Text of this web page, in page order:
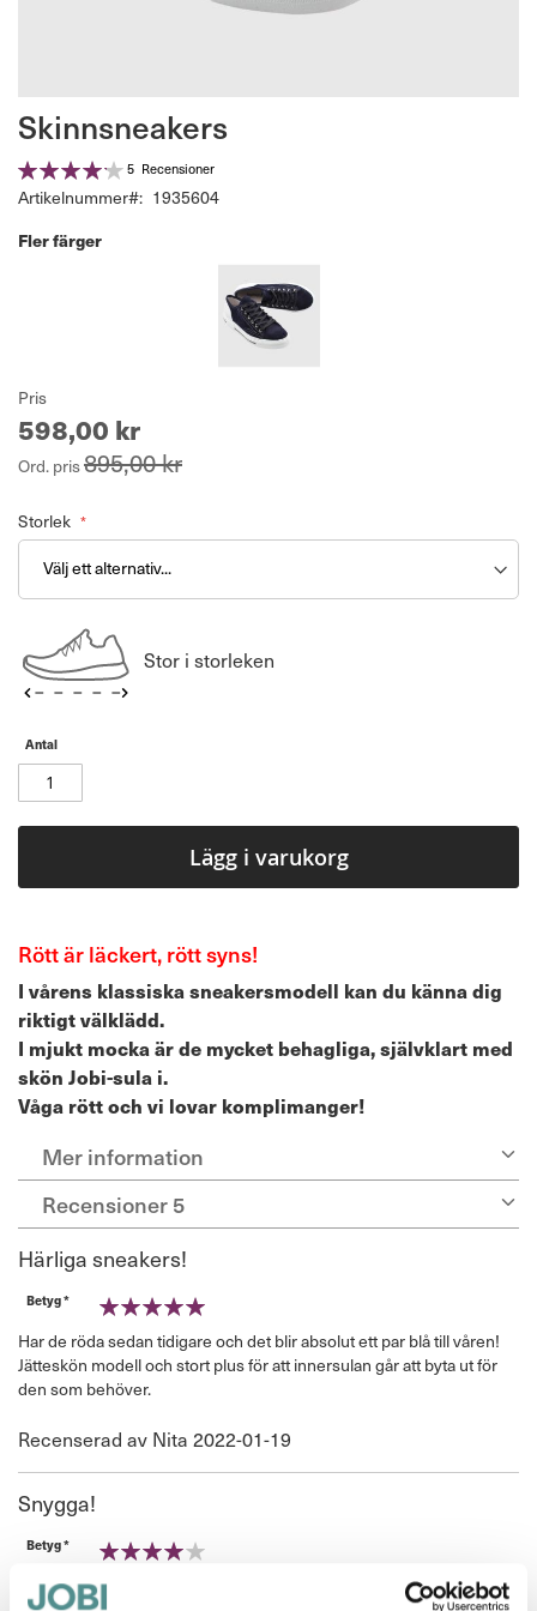
Skinnsneakers
Betyg:
84%
5 Recensioner
Artikelnummer 1935604
Fler färger
Pris
598,00 kr
Ord. pris895,00 kr
Storlek
Stor i storleken
Antal
Lägg i varukorg
Rött är läckert, rött syns!
I vårens klassiska sneakersmodell kan du känna dig
riktigt välklädd.
I mjukt mocka är de mycket behagliga, självklart med
skön Jobi-sula i.
Våga rött och vi lovar komplimanger!
Mer information
Recensioner 5
Härliga sneakers!
Betyg *
Har de röda sedan tidigare och det blir absolut ett par blå till våren!
Jätteskön modell och stort plus för att innersulan går att byta ut för
den som behöver.
Recenserad av Nita Publicerat
den
2022-01-19
Snygga!
Betyg *
Snygga på och bra sulor! Som kopior av populärt märken men sköna
till
början
av
bildgalleriet